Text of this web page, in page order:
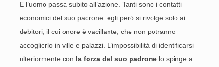
E l’uomo passa subito all’azione. Tanti sono i contatti
economici del suo padrone: egli però si rivolge solo ai
debitori, il cui onore è vacillante, che non potranno
accoglierlo in ville e palazzi. L’impossibilità di identificarsi
ulteriormente con la forza del suo padrone lo spinge a